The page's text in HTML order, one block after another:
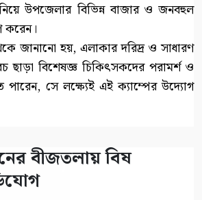
নিয়ে উপজেলার বিভিন্ন বাজার ও জনবহুল
করেন।
জানানো হয়, এলাকার দরিদ্র ও সাধারণ
বিশেষজ্ঞ চিকিৎসকদের পরামর্শ ও
পারেন, সে লক্ষ্যেই এই ক্যাম্পের উদ্যোগ
বীজতলায় বিষ